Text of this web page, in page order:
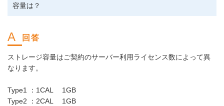
容量は？
ストレージ容量はご契約のサーバー利用ライセンス数によって異
なります。
Type1 ：1CAL 1GB
Type2 ：2CAL 1GB